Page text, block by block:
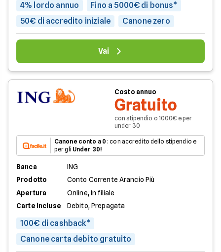
4% lordo annuo
Fino a 5000€ di bonus*
50€ di accredito iniziale
Canone zero
Vai
Costo annuo
Gratuito
con stipendio o 1000€ e per
under 30
Canone conto a 0 : con accredito dello stipendio e
per gli Under 30!
Banca
ING
Prodotto
Conto Corrente Arancio Più
Apertura
Online, In filiale
Carte incluse
Debito, Prepagata
100€ di cashback*
Canone carta debito gratuito